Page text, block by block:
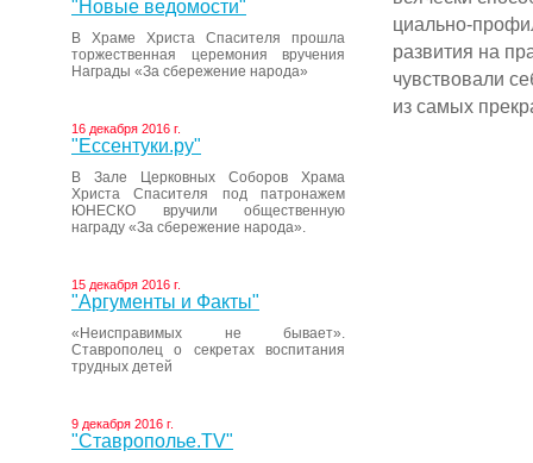
"Новые ведомости"
В Храме Христа Спасителя прошла
торжественная церемония вручения
Награды «За сбережение народа»
16 декабря 2016 г.
"Ессентуки.ру"
В Зале Церковных Соборов Храма
Христа Спасителя под патронажем
ЮНЕСКО вручили общественную
награду «За сбережение народа».
15 декабря 2016 г.
"Аргументы и Факты"
«Неисправимых не бывает».
Ставрополец о секретах воспитания
трудных детей
9 декабря 2016 г.
"Ставрополье.TV"
циально-
развития на
чувствовали
из самых